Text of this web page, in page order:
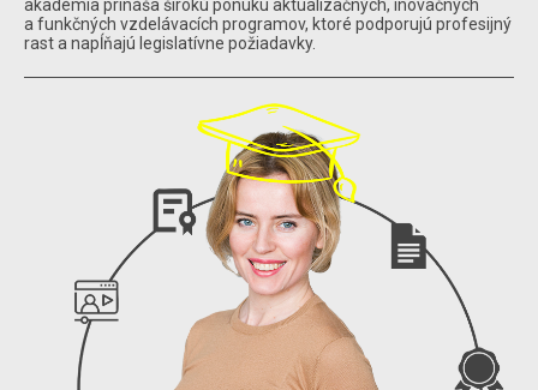
akadémia prináša širokú ponuku aktualizačných, inovačných
a funkčných vzdelávacích programov, ktoré podporujú profesijný
rast a napĺňajú legislatívne požiadavky.